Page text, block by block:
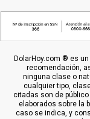
DolarHoy.com ® es
recomendación,
ninguna clase o
cualquier tipo,
citadas son de
elaborados sobre la
caso se indica, y